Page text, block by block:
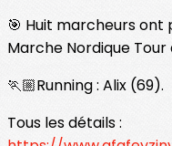
🎯 Huit marcheurs
Marche Nordique
🏃🏼Running : Alix (69).
Tous les détails :